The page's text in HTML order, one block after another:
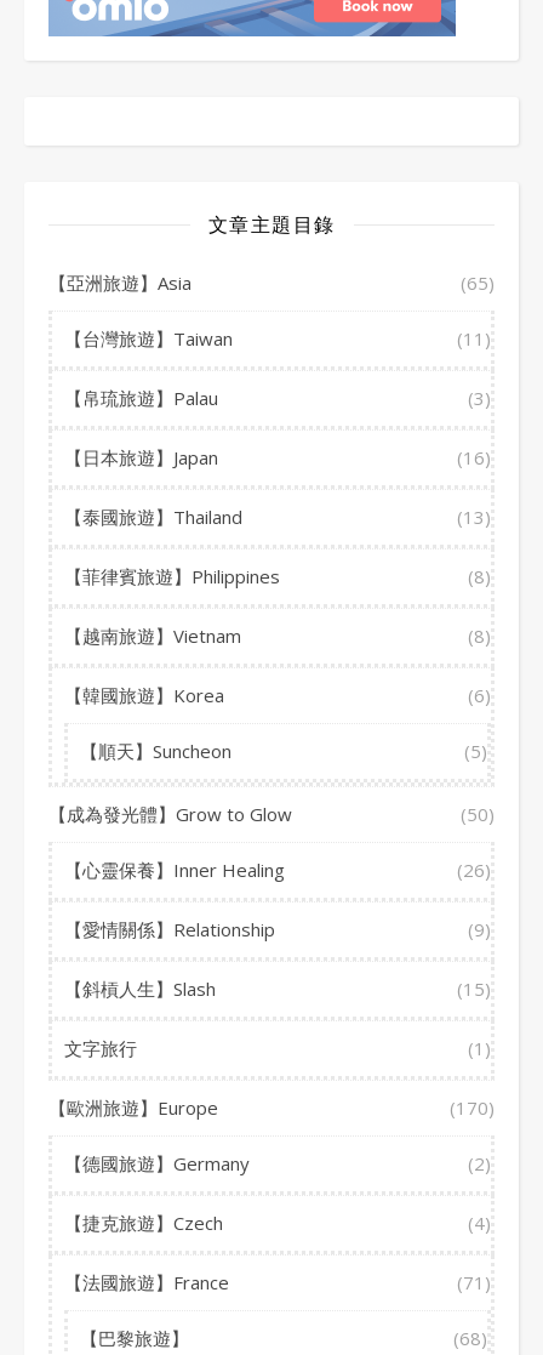
文章主題目錄
【亞洲旅遊】Asia (65)
【台灣旅遊】Taiwan (11)
【帛琉旅遊】Palau (3)
【日本旅遊】Japan (16)
【泰國旅遊】Thailand (13)
【菲律賓旅遊】Philippines (8)
【越南旅遊】Vietnam (8)
【韓國旅遊】Korea (6)
【順天】Suncheon (5)
【成為發光體】Grow to Glow (50)
【心靈保養】Inner Healing (26)
【愛情關係】Relationship (9)
【斜槓人生】Slash (15)
文字旅行 (1)
【歐洲旅遊】Europe (170)
【德國旅遊】Germany (2)
【捷克旅遊】Czech (4)
【法國旅遊】France (71)
【巴黎旅遊】 (68)